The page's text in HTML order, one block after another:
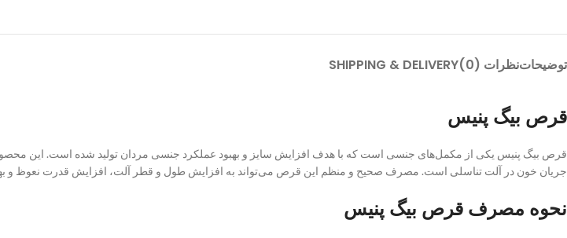
توضیحاتنظرات (0) SHIPPING & DELIVERY
قرص بیگ پنیس
قرص بیگ پنیس یکی از مکمل‌های جنسی است که با هدف افزایش سایز و بهبود عملکرد جنسی مردان تولید شده است. این محصول
جریان خون در آلت تناسلی است. مصرف صحیح و منظم این قرص می‌تواند به افزایش طول و قطر آلت، افزایش قدرت نعوظ و
نحوه مصرف قرص بیگ پنیس